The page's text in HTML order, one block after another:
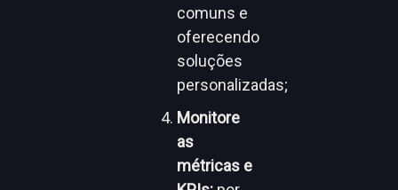
comuns e
oferecendo
soluções
personalizadas;
Monitore
as
métricas e